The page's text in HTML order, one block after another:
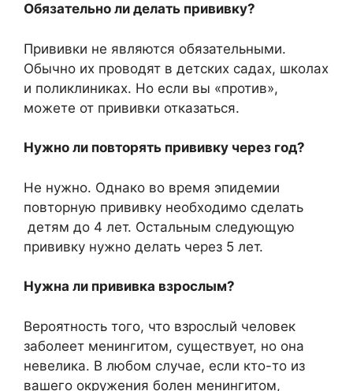
Обязательно ли делать прививку?
Прививки не являются обязательными.
Обычно их проводят в детских садах, школах
и поликлиниках. Но если вы «против»,
можете от прививки отказаться.
Нужно ли повторять прививку через год?
Не нужно. Однако во время эпидемии
повторную прививку необходимо сделать
детям до 4 лет. Остальным следующую
прививку нужно делать через 5 лет.
Нужна ли прививка взрослым?
Вероятность того, что взрослый человек
заболеет менингитом, существует, но она
невелика. В любом случае, если кто-то из
вашего окружения болен менингитом,